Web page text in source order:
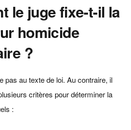
le juge fixe-t-il la
homicide
?
pas au texte de loi. Au contraire, il
critères pour déterminer la
: